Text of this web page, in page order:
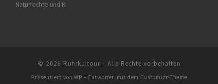
Naturrechte und KI
© 2026 Ruhrkultour– Alle Rechte vorbehalten
Präsentiert von WP – Entworfen mit dem Customizr-Theme